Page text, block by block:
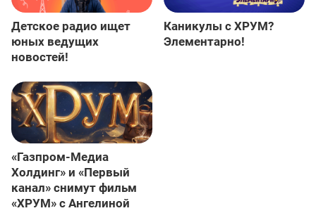
Детское радио ищет
юных ведущих
новостей!
Каникулы с ХРУМ?
Элементарно!
«Газпром-Медиа
Холдинг» и «Первый
канал» снимут фильм
«ХРУМ» с Ангелиной